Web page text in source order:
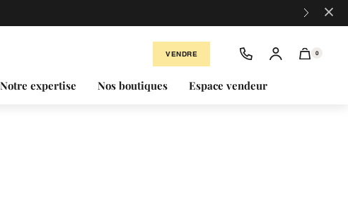
×
VENDRE 0
Notre expertise Nos boutiques Espace vendeur